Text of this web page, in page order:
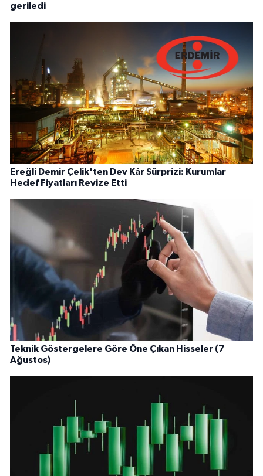
geriledi
Ereğli Demir Çelik'ten Dev Kâr Sürprizi: Kurumlar
Hedef Fiyatları Revize Etti
Teknik Göstergelere Göre Öne Çıkan Hisseler (7
Ağustos)